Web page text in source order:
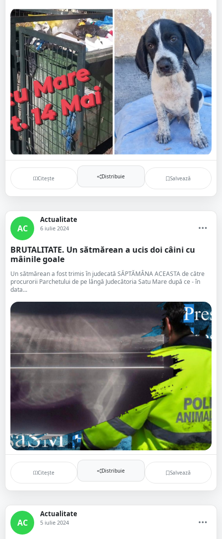
Citește Distribuie Salvează
AC
Actualitate
6 iulie 2024
BRUTALITATE. Un sătmărean a ucis doi câini cu
mâinile goale
Un sătmărean a fost trimis în judecată SĂPTĂMÂNA ACEASTA de către
procurorii Parchetului de pe lângă Judecătoria Satu Mare după ce - în
data...
Citește Distribuie Salvează
AC
Actualitate
5 iulie 2024